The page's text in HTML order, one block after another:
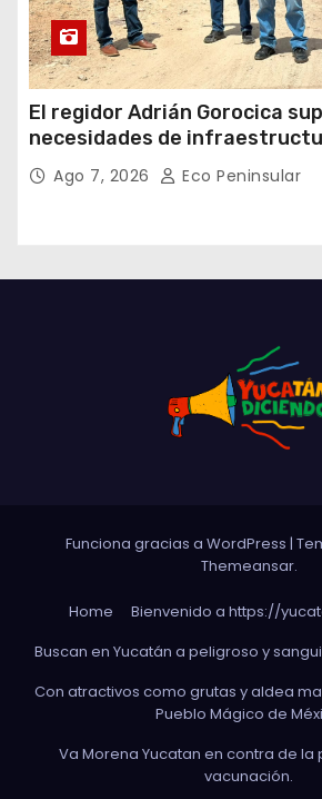
El regidor Adrián Gorocica
necesidades de
públicas en la comisaría de
Ago 7, 2026 Eco Peninsular
Funciona gracias a WordPress |
Themeansar.
Home
Bienvenido a https://
Buscan en Yucatán a peligroso y
Con atractivos como grutas y aldea
Pueblo Mágico de
Va Morena Yucata‌n en contra de
vacunación.